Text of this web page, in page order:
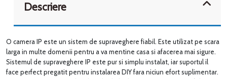
Descriere
O camera IP este un sistem de supraveghere fiabil. Este utilizat pe scara
larga in multe domenii pentru a va mentine casa si afacerea mai sigure.
Sistemul de supraveghere IP este pur si simplu instalat, iar suportul il
face perfect pregatit pentru instalarea DIY fara niciun efort suplimentar.